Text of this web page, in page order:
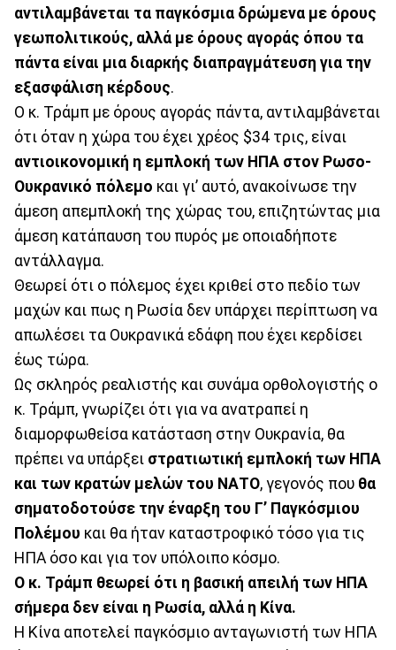
αντιλαμβάνεται τα παγκόσμια δρώμενα με όρους
γεωπολιτικούς, αλλά με όρους αγοράς όπου τα
πάντα είναι μια διαρκής διαπραγμάτευση για την
εξασφάλιση κέρδους.
Ο κ. Τράμπ με όρους αγοράς πάντα, αντιλαμβάνεται
ότι όταν η χώρα του έχει χρέος $34 τρις, είναι
αντιοικονομική η εμπλοκή των ΗΠΑ στον Ρωσο-
Ουκρανικό πόλεμο και γι’ αυτό, ανακοίνωσε την
άμεση απεμπλοκή της χώρας του, επιζητώντας μια
άμεση κατάπαυση του πυρός με οποιαδήποτε
αντάλλαγμα.
Θεωρεί ότι ο πόλεμος έχει κριθεί στο πεδίο των
μαχών και πως η Ρωσία δεν υπάρχει περίπτωση να
απωλέσει τα Ουκρανικά εδάφη που έχει κερδίσει
έως τώρα.
Ως σκληρός ρεαλιστής και συνάμα ορθολογιστής ο
κ. Τράμπ, γνωρίζει ότι για να ανατραπεί η
διαμορφωθείσα κατάσταση στην Ουκρανία, θα
πρέπει να υπάρξει στρατιωτική εμπλοκή των ΗΠΑ
και των κρατών μελών του ΝΑΤΟ, γεγονός που θα
σηματοδοτούσε την έναρξη του Γ’ Παγκόσμιου
Πολέμου και θα ήταν καταστροφικό τόσο για τις
ΗΠΑ όσο και για τον υπόλοιπο κόσμο.
Ο κ. Τράμπ θεωρεί ότι η βασική απειλή των ΗΠΑ
σήμερα δεν είναι η Ρωσία, αλλά η Κίνα.
Η Κίνα αποτελεί παγκόσμιο ανταγωνιστή των ΗΠΑ